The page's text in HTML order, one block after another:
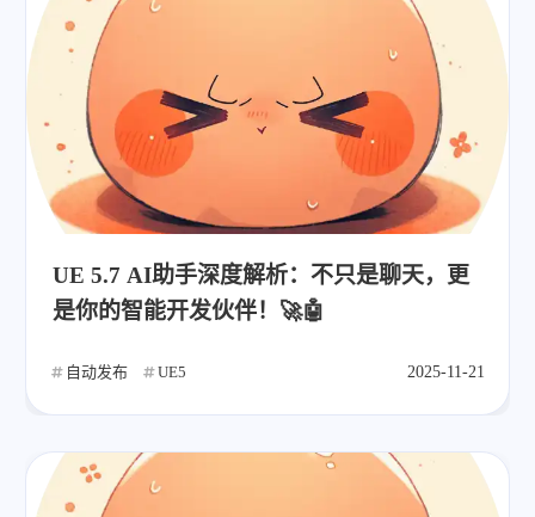
UE 5.7 AI助手深度解析：不只是聊天，更
是你的智能开发伙伴！🚀🤖
自动发布 UE5 2025-11-21